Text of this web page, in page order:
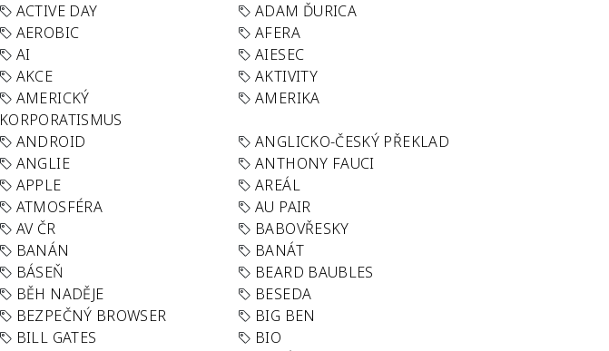
ACTIVE DAY
ADAM ĎURICA
AEROBIC
AFERA
AI
AIESEC
AKCE
AKTIVITY
AMERICKÝ
KORPORATISMUS
AMERIKA
ANDROID
ANGLICKO-ČESKÝ PŘEKLAD
ANGLIE
ANTHONY FAUCI
APPLE
AREÁL
ATMOSFÉRA
AU PAIR
AV ČR
BABOVŘESKY
BANÁN
BANÁT
BÁSEŇ
BEARD BAUBLES
BĚH NADĚJE
BESEDA
BEZPEČNÝ BROWSER
BIG BEN
BILL GATES
BIO